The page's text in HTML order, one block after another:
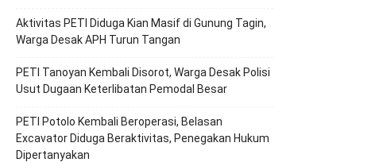
Aktivitas PETI Diduga Kian Masif di Gunung Tagin,
Warga Desak APH Turun Tangan
PETI Tanoyan Kembali Disorot, Warga Desak Polisi
Usut Dugaan Keterlibatan Pemodal Besar
PETI Potolo Kembali Beroperasi, Belasan
Excavator Diduga Beraktivitas, Penegakan Hukum
Dipertanyakan